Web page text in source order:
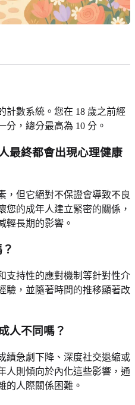
計數系統。您在 18 歲之前經
分，總分最高為 10 分。
最終都會出現心理健康
，但它絕對不保證會導致不良
您的成年人建立緊密的關係，
輕長期的影響。
支持性的應對機制等針對性介
驗，並隨著時間的推移顯著改
人不同嗎？
績急劇下降、深度社交退縮或
人則傾向於內化這些影響，通
的人際關係困難。